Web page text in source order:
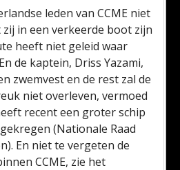
leden van CCME niet
in een verkeerde boot zijn
heeft niet geleid waar
de kaptein, Driss Yazami,
zwemvest en de rest zal de
niet overleven, vermoed
recent een groter schip
(Nationale Raad
En niet te vergeten de
CCME, zie het